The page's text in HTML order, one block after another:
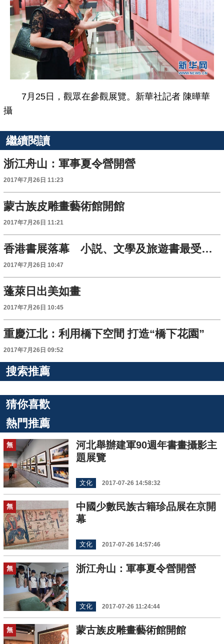
7月25日，觀眾在參觀展覽。新華社記者 陳曄華
攝
繼續閱讀
浙江舟山：軍事夏令營開營
2017年7月26日 11:23
蒙古族皮雕畫藝術館開館
2017年7月26日 11:21
香港書展落幕 小説、文學及旅遊書最受歡迎
2017年7月26日 10:47
蓬萊日出美如畫
2017年7月26日 10:45
重慶江北：利用橋下空間 打造“橋下花園”
2017年7月26日 09:52
搜索推薦
猜你喜歡
熱門推薦
無
河北舉辦建軍90週年書畫攝影主
題展覽
文化 2017-07-26 14:58:32
無
中國少數民族古籍珍品展在京開
幕
文化 2017-07-26 14:57:46
無 浙江舟山：軍事夏令營開營
文化 2017-07-26 11:24:44
無 蒙古族皮雕畫藝術館開館